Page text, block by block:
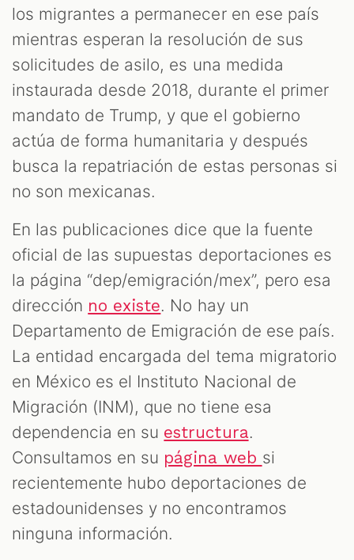
los migrantes a permanecer en ese país
mientras esperan la resolución de sus
solicitudes de asilo, es una medida
instaurada desde 2018, durante el primer
mandato de Trump, y que el gobierno
actúa de forma humanitaria y después
busca la repatriación de estas personas si
no son mexicanas.
En las publicaciones dice que la fuente
oficial de las supuestas deportaciones es
la página “dep/emigración/mex”, pero esa
dirección no existe. No hay un
Departamento de Emigración de ese país.
La entidad encargada del tema migratorio
en México es el Instituto Nacional de
Migración (INM), que no tiene esa
dependencia en su estructura.
Consultamos en su página web si
recientemente hubo deportaciones de
estadounidenses y no encontramos
ninguna información.